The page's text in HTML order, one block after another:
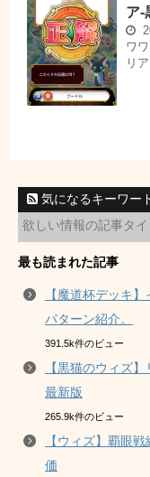
ア-
ワワ
リア
気になるキーワー
最も読まれた記事
【魔道杯デッキ
パターン紹介。
391.5k件のビュー
【黒猫のウィズ
最新版
265.9k件のビュー
【ウィズ】覇眼
価